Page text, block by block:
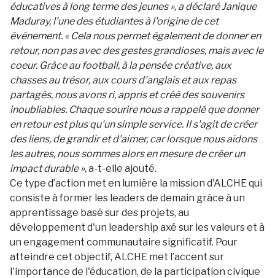
éducatives à long terme des jeunes », a déclaré Janique
Maduray, l'une des étudiantes à l'origine de cet
événement. « Cela nous permet également de donner en
retour, non pas avec des gestes grandioses, mais avec le
coeur. Grâce au football, à la pensée créative, aux
chasses au trésor, aux cours d'anglais et aux repas
partagés, nous avons ri, appris et créé des souvenirs
inoubliables. Chaque sourire nous a rappelé que donner
en retour est plus qu'un simple service. Il s'agit de créer
des liens, de grandir et d'aimer, car lorsque nous aidons
les autres, nous sommes alors en mesure de créer un
impact durable »,a-t-elle ajouté.
Ce type d’action met en lumière la mission d'ALCHE qui
consiste à former les leaders de demain grâce à un
apprentissage basé sur des projets, au
développement d'un leadership axé sur les valeurs et à
un engagement communautaire significatif. Pour
atteindre cet objectif, ALCHE met l’accent sur
l'importance de l'éducation, de la participation civique